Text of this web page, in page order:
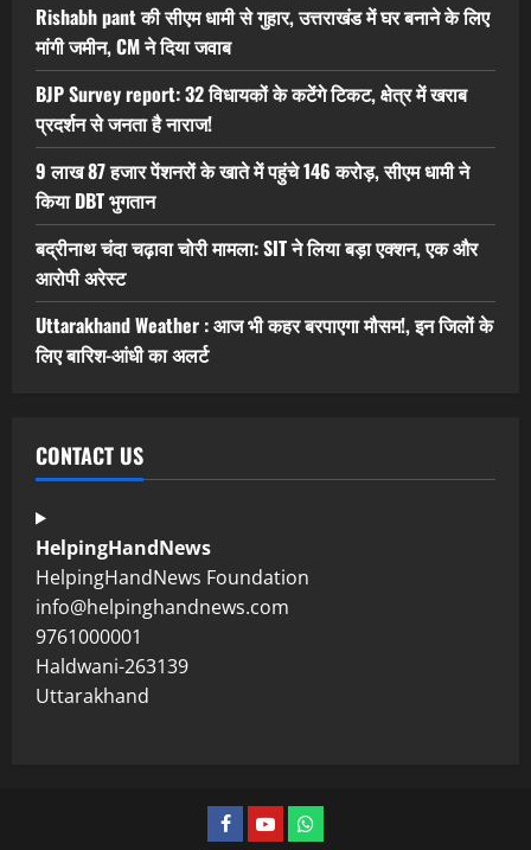
Rishabh pant की सीएम धामी से गुहार, उत्तराखंड में घर बनाने के लिए
मांगी जमीन, CM ने दिया जवाब
BJP Survey report: 32 विधायकों के कटेंगे टिकट, क्षेत्र में खराब
प्रदर्शन से जनता है नाराज!
9 लाख 87 हजार पेंशनरों के खाते में पहुंचे 146 करोड़, सीएम धामी ने
किया DBT भुगतान
बद्रीनाथ चंदा चढ़ावा चोरी मामला: SIT ने लिया बड़ा एक्शन, एक और
आरोपी अरेस्ट
Uttarakhand Weather : आज भी कहर बरपाएगा मौसम!, इन जिलों के
लिए बारिश-आंधी का अलर्ट
CONTACT US
HelpingHandNews
HelpingHandNews Foundation
info@helpinghandnews.com
9761000001
Haldwani-263139
Uttarakhand